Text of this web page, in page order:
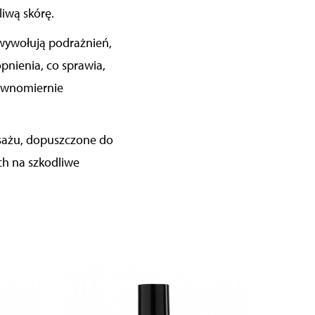
skórę.
podrażnień,
co sprawia,
dopuszczone do
na szkodliwe